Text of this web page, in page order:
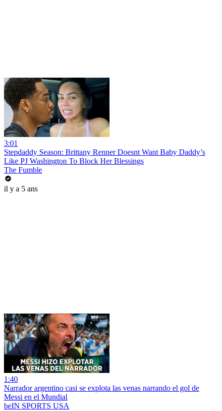
3:01
Stepdaddy Season: Brittany Renner Doesnt Want Baby Daddy’s
Like PJ Washington To Block Her Blessings
The Fumble
il y a 5 ans
1:40
Narrador argentino casi se explota las venas narrando el gol de
Messi en el Mundial
beIN SPORTS USA